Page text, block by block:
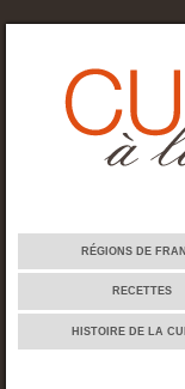
RÉGIONS DE
RECETTES
HISTOIRE DE LA